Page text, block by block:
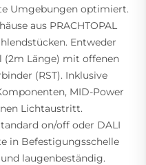
Umgebungen optimiert.
aus PRACHTOPAL
Entweder
(2m Länge) mit offenen
(RST). Inklusive
MID-Power
Lichtaustritt.
on/off oder DALI
in Befestigungsschelle
laugenbeständig.